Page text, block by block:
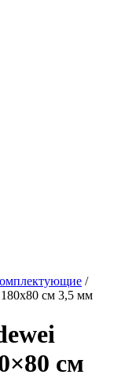
/
см 3,5 мм
см